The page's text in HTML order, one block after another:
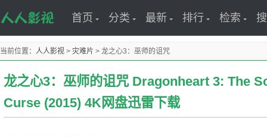
首页 分类 最新 排行 检索
当前位置： 人人影视 > 灾难片 > 龙之心3：巫师的诅咒
龙之心3：巫师的诅咒 Dragonheart 3: The
Curse (2015) 4K网盘迅雷下载